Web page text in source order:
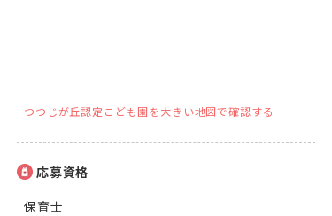
つつじが丘認定こども園を大きい地図で確認する
応募資格
保育士